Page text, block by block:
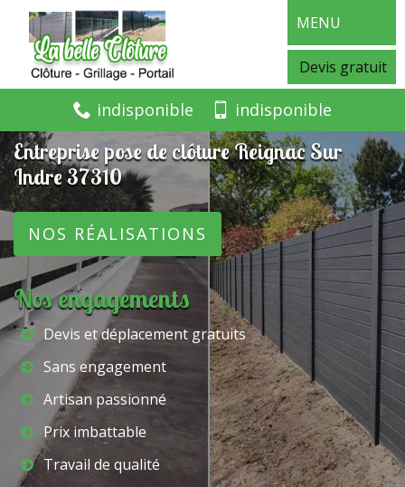
MENU
Devis gratuit
indisponible indisponible
Entreprise pose de clôture Reignac Sur
Indre 37310
NOS RÉALISATIONS
Nos engagements
Devis et déplacement gratuits
Sans engagement
Artisan passionné
Prix imbattable
Travail de qualité